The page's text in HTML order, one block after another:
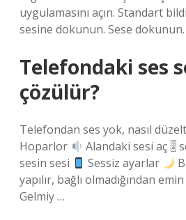
uygulamasını açın. Standart
sesine dokunun. Sese dokunun.
Telefondaki ses
çözülür?
Telefondan ses yok, nasıl
Hoparlor
Alandaki sesi aç 🎚
sesin sesi
Sessiz ayarlar
yapılır, bağlı olmadığından
Gelmiy …